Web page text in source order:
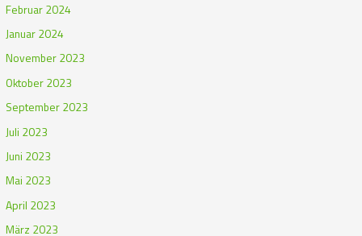
Februar 2024
Januar 2024
November 2023
Oktober 2023
September 2023
Juli 2023
Juni 2023
Mai 2023
April 2023
März 2023